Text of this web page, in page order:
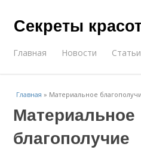
Секреты
Главная Новости Статьи
Главная » Материальное
Материальное
благополучие